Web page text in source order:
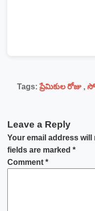
Tags: ప్రేమికుల రోజు ,
Leave a Reply
Your email address
fields are marked *
Comment *